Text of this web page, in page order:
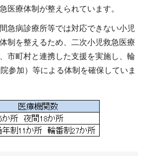
医療体制が整えられています。
急病診療所等では対応できない小児
制を整えるため、二次小児救急医療
市町村と連携した支援を実施し、輪
参加）等による体制を確保していま